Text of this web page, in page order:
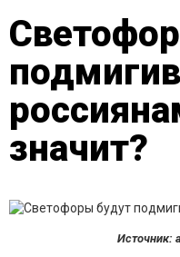
значит?
Источник: